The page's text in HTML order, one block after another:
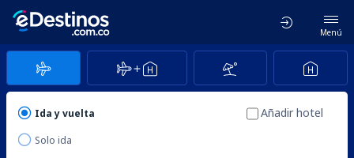
Menú
Ida y vuelta
Solo ida
Añadir hotel